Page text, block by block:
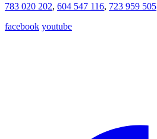
783 020 202, 604 547 116, 723 959 505
facebook youtube